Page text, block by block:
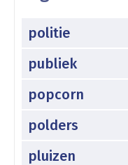
politie
publiek
popcorn
polders
pluizen